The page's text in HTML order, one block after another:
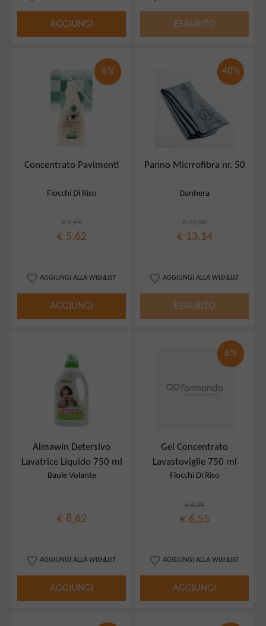
AGGIUNGI ESAURITO
6%
Concentrato Pavimenti
Fiocchi Di Riso
€ 5,99
€ 5,62
AGGIUNGI ALLA WISHLIST
AGGIUNGI
40%
Panno Micrrofibra nr. 50
Danhera
€ 22,00
€ 13,14
AGGIUNGI ALLA WISHLIST
ESAURITO
Almawin Detersivo
Lavatrice Liquido 750 ml
Baule Volante
€ 8,62
AGGIUNGI ALLA WISHLIST
AGGIUNGI
6%
Gel Concentrato
Lavastoviglie 750 ml
Fiocchi Di Riso
€ 6,99
€ 6,55
AGGIUNGI ALLA WISHLIST
AGGIUNGI